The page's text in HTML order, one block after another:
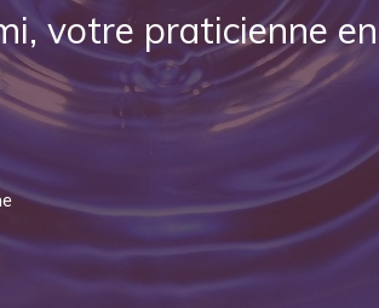
votre praticienne